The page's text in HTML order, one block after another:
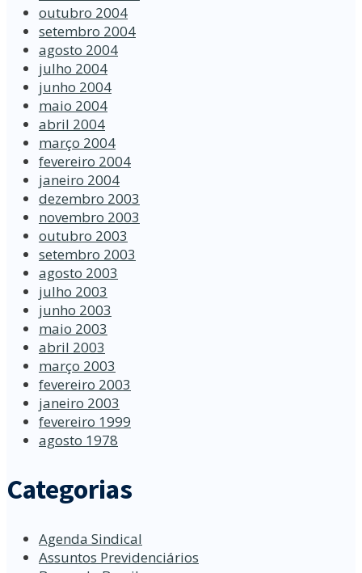
outubro 2004
setembro 2004
agosto 2004
julho 2004
junho 2004
maio 2004
abril 2004
março 2004
fevereiro 2004
janeiro 2004
dezembro 2003
novembro 2003
outubro 2003
setembro 2003
agosto 2003
julho 2003
junho 2003
maio 2003
abril 2003
março 2003
fevereiro 2003
janeiro 2003
fevereiro 1999
agosto 1978
Categorias
Agenda Sindical
Assuntos Previdenciários